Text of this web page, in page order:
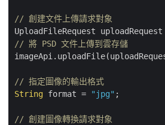
// 創建文件上傳請求對象
UploadFileRequest
// 將 PSD 文件上傳到雲存儲
// 指定圖像的輸出格式
String format = "jpg" ;
// 創建圖像轉換請求對象